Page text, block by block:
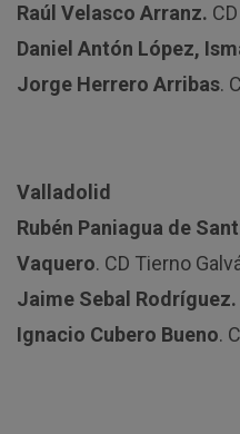
Raúl Velasco Arranz.
Daniel Antón López,
Jorge Herrero Arribas.
Valladolid
Rubén Paniagua de
Vaquero. CD Tierno
Jaime Sebal Rodríguez.
Ignacio Cubero Bueno.